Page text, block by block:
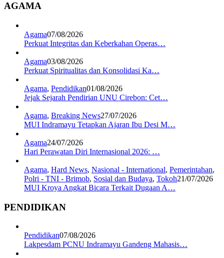
AGAMA
Agama07/08/2026
Perkuat Integritas dan Keberkahan Operas…
Agama03/08/2026
Perkuat Spiritualitas dan Konsolidasi Ka…
Agama, Pendidikan01/08/2026
Jejak Sejarah Pendirian UNU Cirebon: Cet…
Agama, Breaking News27/07/2026
MUI Indramayu Tetapkan Ajaran Ibu Desi M…
Agama24/07/2026
Hari Perawatan Diri Internasional 2026: …
Agama, Hard News, Nasional - International, Pemerintahan,
Polri - TNI - Brimob, Sosial dan Budaya, Tokoh21/07/2026
MUI Kroya Angkat Bicara Terkait Dugaan A…
PENDIDIKAN
Pendidikan07/08/2026
Lakpesdam PCNU Indramayu Gandeng Mahasis…